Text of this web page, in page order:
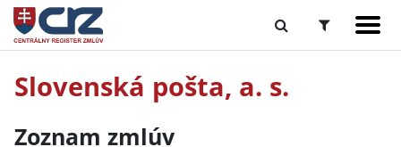
Slovenská pošta, a. s.
Zoznam zmlúv